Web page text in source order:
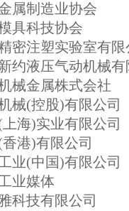
属制造业协会
具科技协会
密注塑实验室有限
约液压气动机械
械金属株式会社
械(控股)有限公司
海)实业有限公司
港)有限公司
业(中国)有限公司
业媒体
科技有限公司